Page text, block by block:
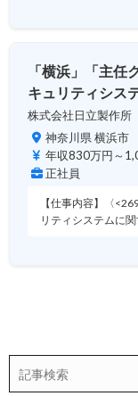
「横浜」「主任
キュリティシス
株式会社日立製作所
神奈川県 横浜市
年収830万円～
正社員
【仕事内容】〈
リティシステムに